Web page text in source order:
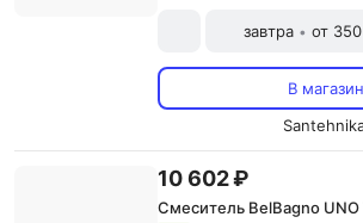
завтра • от
В магазин
10 602 ₽
Смеситель BelBagno UNO